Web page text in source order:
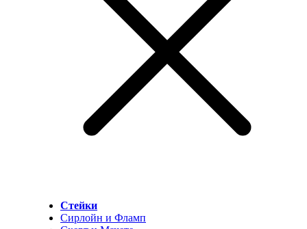
Стейки
Сирлойн и Фламп